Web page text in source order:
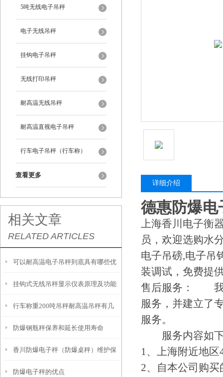
5吨无线电子吊秤
电子无线吊秤
挂钩电子吊秤
无线打印吊秤
耐高温无线吊秤
耐高温直视电子吊秤
行车电子吊秤（行车称）
查看更多
相关文章
RELATED ARTICLES
可以耐高温电子吊秤到底具有哪些优
势呢？
挂钩式无线吊秤显示仪表原理及功能
行车称重200吨吊秤耐高温吊秤有几
大类
防爆钢瓶秤保养和延长使用寿命
香川防爆电子秤（防爆桌秤）维护保
养
防爆电子秤的优点
详细介绍
德惠防爆电
上海香川电子衡
员，欢迎选购水
电子吊磅,电子吊
装调试，免费提
售后服务： 我
服务，并建立了
服务。
服务内容如
1、上海附近地
2、自本公司购